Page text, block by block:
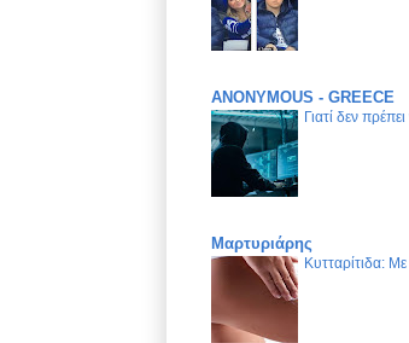
ANONYMOUS - GREECE
Γιατί δεν
Μαρτυριάρης
Κυτταρίτιδα: